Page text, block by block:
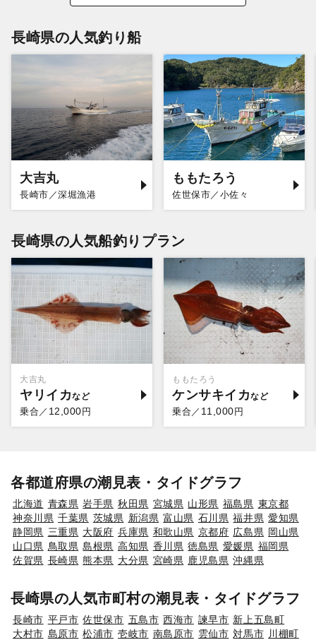
長崎県の人気釣り船
大吉丸
長崎市／深堀漁港
ももたろう
佐世保市／小佐々
長崎県の人気船釣りプラン
大吉丸
ヤリイカ
乗合／ 12,000円
ももたろう
ケンサキイカ
乗合／ 11,000円
各都道府県の潮見表・タイドグラフ
北海道 青森県 岩手県 秋田県 宮城県 山形県 福島県 東京都
神奈川県 千葉県 茨城県 新潟県 富山県 石川県 福井県 愛知県
静岡県 三重県 大阪府 兵庫県 和歌山県 京都府 広島県 岡山県
山口県 鳥取県 島根県 高知県 香川県 徳島県 愛媛県 福岡県
佐賀県 長崎県 熊本県 大分県 宮崎県 鹿児島県 沖縄県
長崎県の人気市町村の潮見表・タイドグラフ
長崎市 平戸市 佐世保市 五島市 西海市 諫早市 新上五島町
大村市 島原市 松浦市 壱岐市 南島原市 雲仙市 対馬市 川棚町